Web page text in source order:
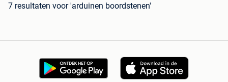
7 resultaten voor 'arduinen boordstenen'